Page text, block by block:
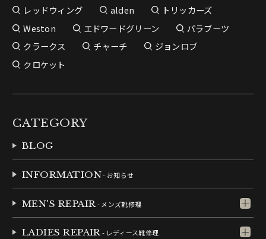
レッドウィング alden
トリッカーズ
Weston
エドワードグリーン
パラブーツ
クラークス
チャーチ
ジョンロブ
クロケット
CATEGORY
BLOG
INFORMATION- お知らせ
MEN'S REPAIR - メンズ靴修理
LADIES REPAIR- レディース靴修理